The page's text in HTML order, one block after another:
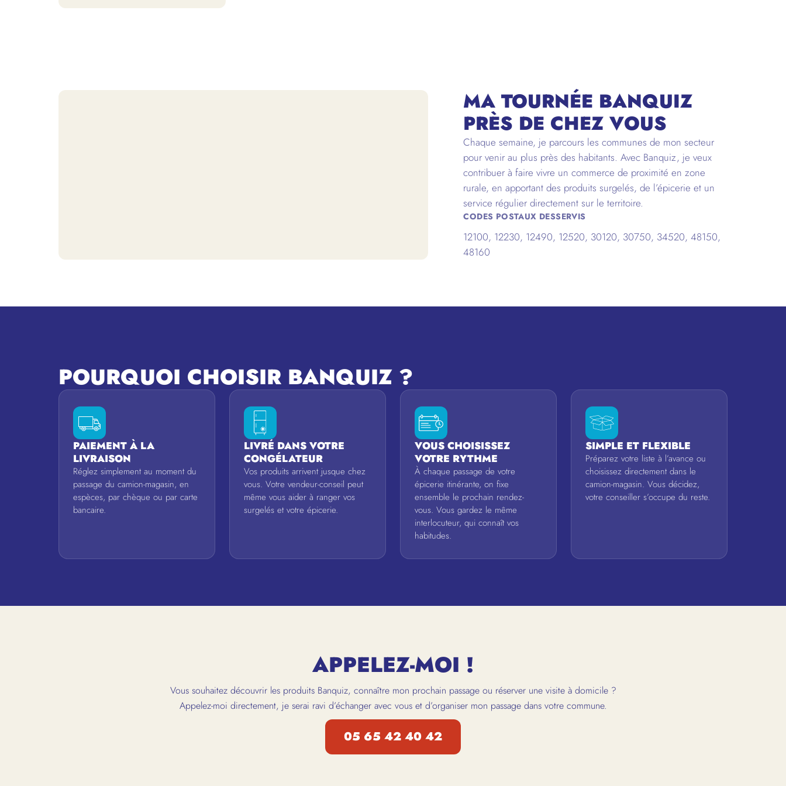
MA TOURNÉE BANQUIZ
PRÈS DE CHEZ VOUS
Chaque semaine, je parcours les communes de mon secteur
pour venir au plus près des habitants. Avec Banquiz, je veux
contribuer à faire vivre un commerce de proximité en zone
rurale, en apportant des produits surgelés, de l’épicerie et un
service régulier directement sur le territoire.
CODES POSTAUX DESSERVIS
12100, 12230, 12490, 12520, 30120, 30750, 34520, 48150,
48160
POURQUOI CHOISIR BANQUIZ ?
PAIEMENT À LA
LIVRAISON
Réglez simplement au moment du
passage du camion-magasin, en
espèces, par chèque ou par carte
bancaire.
LIVRÉ DANS VOTRE
CONGÉLATEUR
Vos produits arrivent jusque chez
vous. Votre vendeur-conseil peut
même vous aider à ranger vos
surgelés et votre épicerie.
VOUS CHOISISSEZ
VOTRE RYTHME
À chaque passage de votre
épicerie itinérante, on fixe
ensemble le prochain rendez-
vous. Vous gardez le même
interlocuteur, qui connaît vos
habitudes.
SIMPLE ET FLEXIBLE
Préparez votre liste à l’avance ou
choisissez directement dans le
camion-magasin. Vous décidez,
votre conseiller s’occupe du reste.
APPELEZ-MOI !
Vous souhaitez découvrir les produits Banquiz, connaître mon prochain passage ou réserver une visite à domicile ?
Appelez-moi directement, je serai ravi d’échanger avec vous et d’organiser mon passage dans votre commune.
05 65 42 40 42